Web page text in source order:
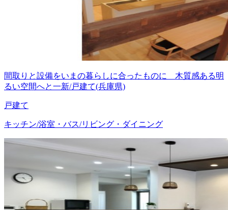
間取りと設備をいまの暮らしに合ったものに 木質感ある明
るい空間へと一新/戸建て(兵庫県)
戸建て
キッチン/浴室・バス/リビング・ダイニング